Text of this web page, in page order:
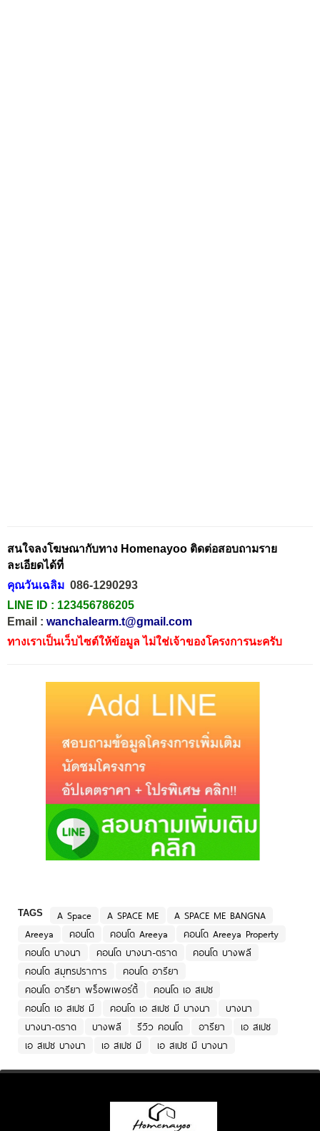
สนใจลงโฆษณากับทาง Homenayoo ติดต่อสอบถามราย
ละเอียดได้ที่
คุณวันเฉลิม 086-1290293
LINE ID : 123456786205
Email : wanchalearm.t@gmail.com
ทางเราเป็นเว็บไซต์ให้ข้อมูล ไม่ใช่เจ้าของโครงการนะครับ
TAGS A Space A SPACE ME
A SPACE ME BANGNA
Areeya
คอนโด คอนโด Areeya
คอนโด Areeya Property
คอนโด บางนา
คอนโด บางนา-ตราด
คอนโด บางพลี
คอนโด สมุทรปราการ
คอนโด อารียา
คอนโด อารียา พร็อพเพอร์ตี้
คอนโด เอ สเปซ
คอนโด เอ สเปซ มี
คอนโด เอ สเปซ มี บางนา
บางนา
บางนา-ตราด
บางพลี รีวิว คอนโด อารียา
เอ สเปซ
เอ สเปซ บางนา
เอ สเปซ มี เอ สเปซ มี บางนา